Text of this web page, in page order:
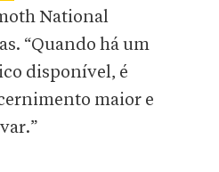
National
“Quando há um
disponível, é
maior e